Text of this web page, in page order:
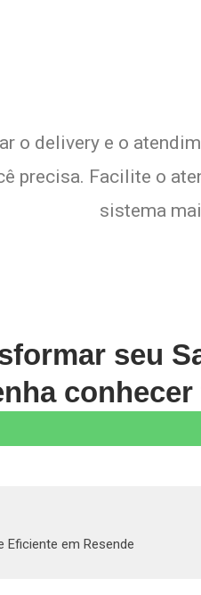
o delivery e o
precisa. Facilite o
sistema
seu
Eficiente em Resende